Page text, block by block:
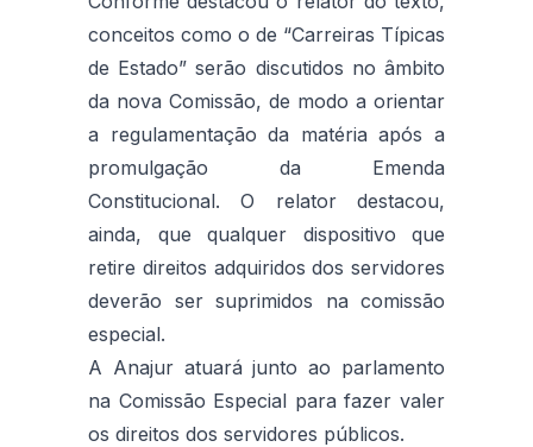
conceitos como o de “Carreiras Típicas
de Estado” serão discutidos no âmbito
da nova Comissão, de modo a orientar
a regulamentação da matéria após a
promulgação da Emenda
Constitucional. O relator destacou,
ainda, que qualquer dispositivo que
retire direitos adquiridos dos servidores
deverão ser suprimidos na comissão
especial.
A Anajur atuará junto ao parlamento
na Comissão Especial para fazer valer
os direitos dos servidores públicos.